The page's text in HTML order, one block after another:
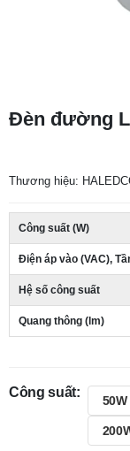
Đèn đường
Thương hiệu:
Công suất (W)
Điện áp vào (VAC),
Hệ số công suất
Quang thông (lm)
Công suất:
50W